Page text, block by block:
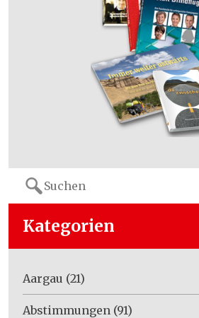
Search
for:
Kategorien
Aargau (21)
Abstimmungen (91)